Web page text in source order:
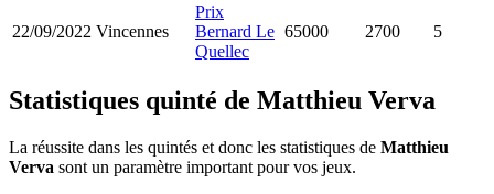
22/09/2022 Vincennes
Prix
Bernard Le
Quellec
65000 2700 5
Statistiques quinté de Matthieu Verva
La réussite dans les quintés et donc les statistiques de Matthieu
Verva sont un paramètre important pour vos jeux.